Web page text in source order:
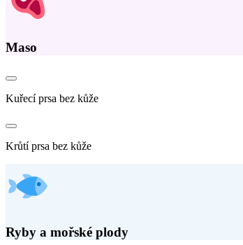
Maso
Kuřecí prsa bez kůže
Krůtí prsa bez kůže
Ryby a mořské plody